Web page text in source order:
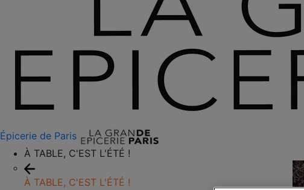
Épicerie de Paris
À TABLE, C'EST L'ÉTÉ !
À TABLE, C'EST L'ÉTÉ !